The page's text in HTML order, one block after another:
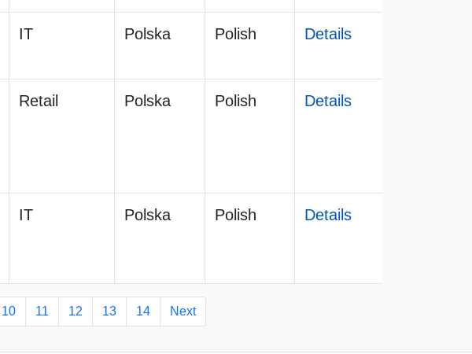
IT Polska Polish Details
Retail Polska Polish Details
IT Polska Polish Details
10 11 12 13 14 Next